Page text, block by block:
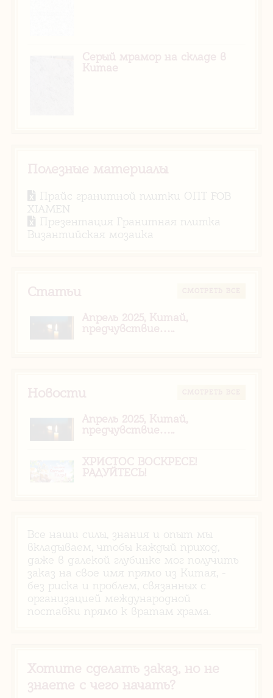
Серый мрамор на складе в
Китае
Полезные материалы
Прайс гранитной плитки ОПТ FOB
XIAMEN
Презентация Гранитная плитка
Византийская мозаика
Статьи
Апрель 2025, Китай,
предчувствие…..
Новости
Апрель 2025, Китай,
предчувствие…..
ХРИСТОС ВОСКРЕСЕ!
РАДУЙТЕСЬ!
Все наши силы, знания и опыт мы
вкладываем, чтобы каждый приход,
даже в далекой глубинке мог получить
заказ на свое имя прямо из Китая, -
без риска и проблем, связанных с
организацией международной
поставки прямо к вратам храма.
Хотите сделать заказ, но не
знаете с чего начать?